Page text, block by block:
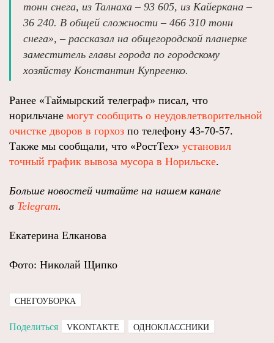
тонн снега, из Талнаха – 93 605, из Кайеркана –
36 240. В общей сложности – 466 310 тонн
снега», – рассказал на общегородской планерке
заместитель главы города по городскому
хозяйству Константин Купреенко.
Ранее «Таймырский телеграф» писал, что
норильчане могут сообщить о неудовлетворительной
очистке дворов в горхоз по телефону 43-70-57.
Также мы сообщали, что «РостТех» установил
точный график вывоза мусора в Норильске.
Больше новостей читайте на нашем канале
в Telegram.
Екатерина Елканова
Фото: Николай Щипко
СНЕГОУБОРКА
Поделиться VKONTAKTE ОДНОКЛАССНИКИ